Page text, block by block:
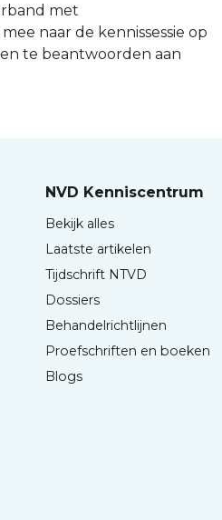
met
naar de kennissessie op
te beantwoorden aan
NVD Kenniscentrum
Bekijk alles
Laatste artikelen
Tijdschrift NTVD
Dossiers
Behandelrichtlijnen
Proefschriften en boeken
Blogs